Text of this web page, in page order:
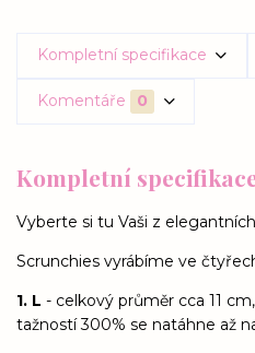
Kompletní specifikace
Komentáře 0
Kompletní
Vyberte si tu Vaši z
Scrunchies vyrábíme ve
1. L - celkový průměr cca 11
tažností 300% se natáhne až